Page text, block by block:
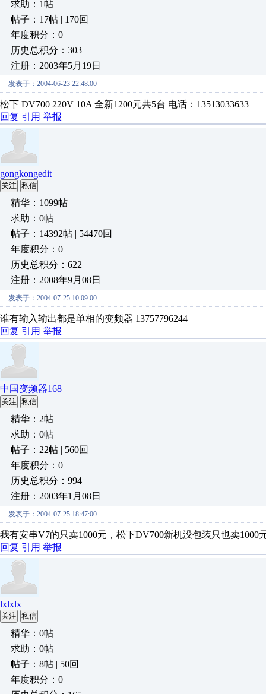
求助：1帖
帖子：17帖 | 170回
年度积分：0
历史总积分：303
注册：2003年5月19日
发表于：2004-06-23 22:48:00
松下 DV700 220V 10A 全新1200元共5台 电话：13513033633
回复 引用 举报
gongkongedit
关注 私信
精华：1099帖
求助：0帖
帖子：14392帖 | 54470回
年度积分：0
历史总积分：622
注册：2008年9月08日
发表于：2004-07-25 10:09:00
谁有输入输出都是单相的变频器 13757796244
回复 引用 举报
中国变频器168
关注 私信
精华：2帖
求助：0帖
帖子：22帖 | 560回
年度积分：0
历史总积分：994
注册：2003年1月08日
发表于：2004-07-25 18:47:00
我有安串V7的只卖1000元，松下DV700新机没包装只也卖1000
回复 引用 举报
lxlxlx
关注 私信
精华：0帖
求助：0帖
帖子：8帖 | 50回
年度积分：0